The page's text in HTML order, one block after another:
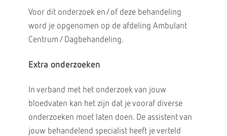
Voor dit onderzoek en/of deze behandeling
word je opgenomen op de afdeling Ambulant
Centrum / Dagbehandeling.
Extra onderzoeken
In verband met het onderzoek van jouw
bloedvaten kan het zijn dat je vooraf diverse
onderzoeken moet laten doen. De assistent van
jouw behandelend specialist heeft je verteld